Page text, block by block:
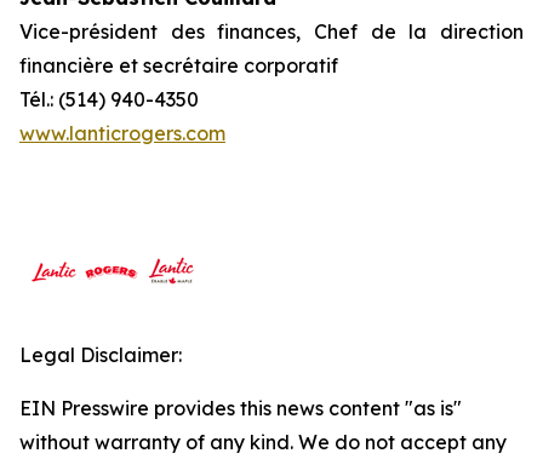
Vice-président des finances, Chef de la direction
financière et secrétaire corporatif
Tél.: (514) 940-4350
www.lanticrogers.com
Legal Disclaimer:
EIN Presswire provides this news content "as is"
without warranty of any kind. We do not accept any